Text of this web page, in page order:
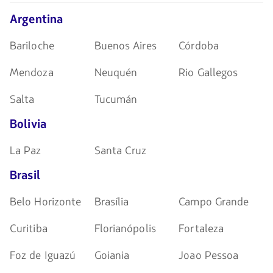
navegar
Argentina
Bariloche Buenos Aires
Córdoba
Mendoza
Neuquén
Rio Gallegos
Salta
Tucumán
Bolivia
La Paz Santa Cruz
Brasil
Belo Horizonte Brasília
Campo Grande
Curitiba
Florianópolis
Fortaleza
Foz de Iguazú
Goiania Joao Pessoa